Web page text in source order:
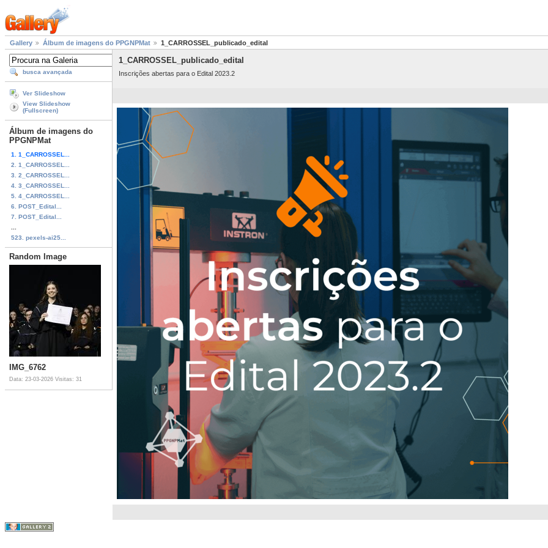
Gallery Álbum de imagens do PPGNPMat 1_CARROSSEL_publicado_edital
busca avançada
Ver Slideshow
View Slideshow
(Fullscreen)
Álbum de imagens do
PPGNPMat
1. 1_CARROSSEL...
2. 1_CARROSSEL...
3. 2_CARROSSEL...
4. 3_CARROSSEL...
5. 4_CARROSSEL...
6. POST_Edital...
7. POST_Edital...
523. pexels-ai25...
Random Image
IMG_6762
Data: 23-03-2026 Visitas: 31
1_CARROSSEL_publicado_edital
Inscrições abertas para o Edital 2023.2